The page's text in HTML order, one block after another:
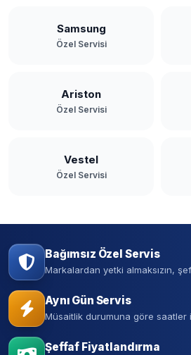
Samsung
Özel Servisi
Ariston
Özel Servisi
Vestel
Özel Servisi
Bağımsız Özel Servis
Markalardan yetki almaksızın,
Aynı Gün Servis
Müsaitlik durumuna göre saatler
Şeffaf Fiyatlandırma